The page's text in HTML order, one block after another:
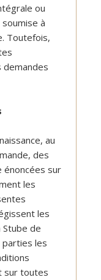
ou
à
Toutefois,
demandes
au
des
énoncées sur
les
les
de
les
sur toutes